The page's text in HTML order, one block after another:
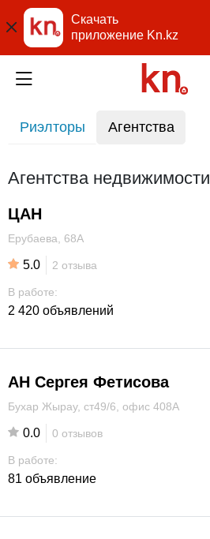
Скачать
приложение Kn.kz
Риэлторы Агентства
Агентства
ЦАН
Ерубаева, 68А
5.0 2 отзыва
В работе:
2 420 объявлений
АН Сергея Фетисова
Бухар Жырау, ст49/6, офис 408А
0.0 0 отзывов
В работе:
81 объявление